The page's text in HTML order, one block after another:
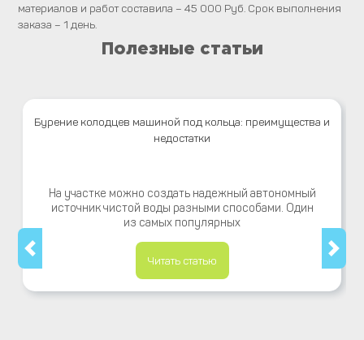
материалов и работ составила – 45 000 Руб. Срок выполнения
заказа – 1 день.
Полезные статьи
Бурение колодцев машиной под кольца: преимущества и
недостатки
На участке можно создать надежный автономный
источник чистой воды разными способами. Один
из самых популярных
Читать статью